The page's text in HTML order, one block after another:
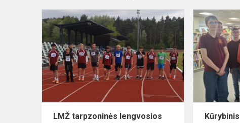
LMŽ
tarpzoninės
lengvosios
atletikos
keturkovės
varžybos
LMŽ tarpzoninės lengvosios